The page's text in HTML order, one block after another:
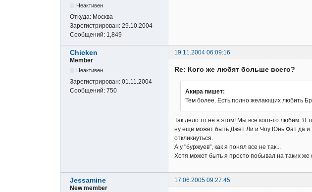
Неактивен
Откуда: Москва
Зарегистрирован: 29.10.2004
Сообщений: 1,849
Chicken
19.11.2004 06:09:16
Member
Неактивен
Зарегистрирован: 01.11.2004
Сообщений: 750
Re: Кого же любят больше всего?
Акира пишет:
Тем более. Есть полно желающих любить
Так дело то не в этом! Мы все кого-то любим. Я
ну еще может быть Джет Ли и Чоу Юнь Фат да и
откликнуться.
А у "буржуев", как я понял все не так...
Хотя может быть я просто побывал на таких же
Jessamine
17.06.2005 09:27:45
New member